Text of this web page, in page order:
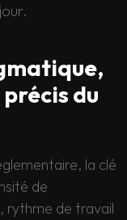
du
la clé
de
rythme de travail